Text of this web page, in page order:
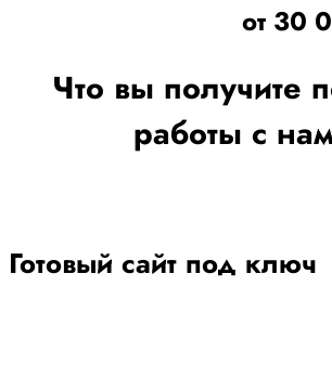
от 30
Что вы получите
работы с
Готовый сайт под ключ